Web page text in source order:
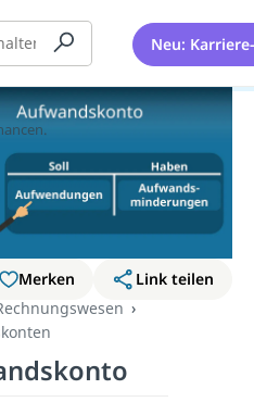
Neu:
Merken
Link teilen